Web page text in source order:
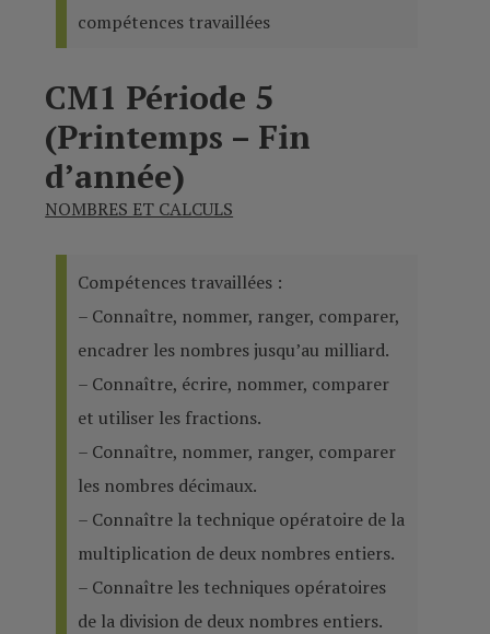
compétences travaillées
CM1 Période 5
(Printemps – Fin
d’année)
NOMBRES ET CALCULS
Compétences travaillées :
– Connaître, nommer, ranger, comparer,
encadrer les nombres jusqu’au milliard.
– Connaître, écrire, nommer, comparer
et utiliser les fractions.
– Connaître, nommer, ranger, comparer
les nombres décimaux.
– Connaître la technique opératoire de la
multiplication de deux nombres entiers.
– Connaître les techniques opératoires
de la division de deux nombres entiers.